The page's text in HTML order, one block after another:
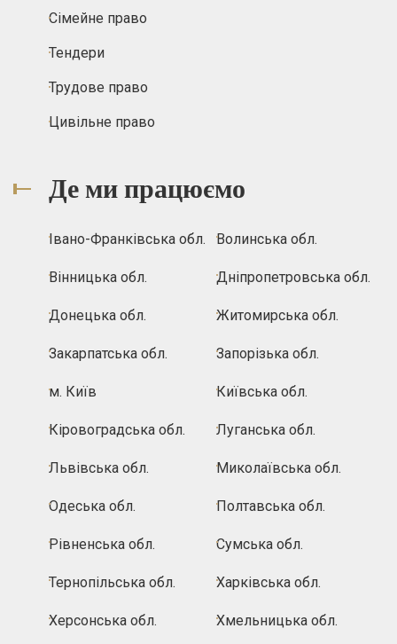
Сімейне право
Тендери
Трудове право
Цивільне право
Де ми працюємо
Івано-Франківська обл. Волинська обл.
Вінницька обл. Дніпропетровська обл.
Донецька обл. Житомирська обл.
Закарпатська обл. Запорізька обл.
м. Київ Київська обл.
Кіровоградська обл. Луганська обл.
Львівська обл. Миколаївська обл.
Одеська обл. Полтавська обл.
Рівненська обл. Сумська обл.
Тернопільська обл. Харківська обл.
Херсонська обл. Хмельницька обл.